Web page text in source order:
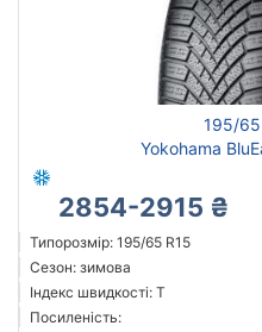
195/65
Yokohama
2854-2915 ₴
Типорозмір: 195/65 R15
Сезон: зимова
Індекс швидкості: T
Посиленість: